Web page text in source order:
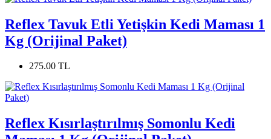
Reflex Tavuk Etli Yetişkin Kedi Maması 1
Kg (Orijinal Paket)
275.00 TL
Reflex Kısırlaştırılmış Somonlu Kedi